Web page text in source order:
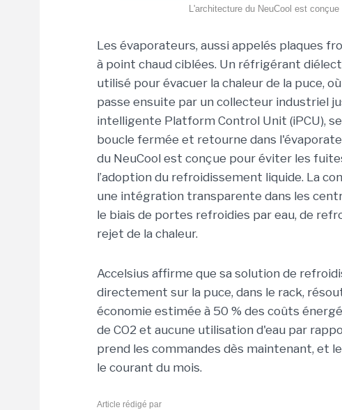
L'architecture du NeuCool est
Les évaporateurs, aussi appelés plaques
à point chaud ciblées. Un réfrigérant
utilisé pour évacuer la chaleur de la puce,
passe ensuite par un collecteur industriel
intelligente Platform Control Unit (iPCU),
boucle fermée et retourne dans
du NeuCool est conçue pour éviter les
l’adoption du refroidissement liquide. La
une intégration transparente dans les
le biais de portes refroidies par eau, de
rejet de la chaleur.
Accelsius affirme que sa solution de
directement sur la puce, dans le rack,
économie estimée à 50 % des coûts
de CO2 et aucune utilisation d'eau par
prend les commandes dès maintenant, et
le courant du mois.
Article rédigé par